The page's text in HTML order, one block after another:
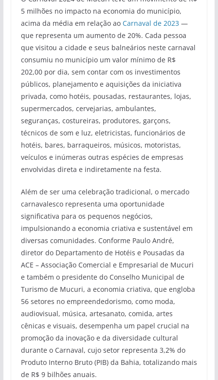
5 milhões no impacto na economia do município,
acima da média em relação ao Carnaval de 2023 —
que representa um aumento de 20%. Cada pessoa
que visitou a cidade e seus balneários neste carnaval
consumiu no município um valor mínimo de R$
202,00 por dia, sem contar com os investimentos
públicos, planejamento e aquisições da iniciativa
privada, como hotéis, pousadas, restaurantes, lojas,
supermercados, cervejarias, ambulantes,
seguranças, costureiras, produtores, garçons,
técnicos de som e luz, eletricistas, funcionários de
hotéis, bares, barraqueiros, músicos, motoristas,
veículos e inúmeras outras espécies de empresas
envolvidas direta e indiretamente na festa.
Além de ser uma celebração tradicional, o mercado
carnavalesco representa uma oportunidade
significativa para os pequenos negócios,
impulsionando a economia criativa e sustentável em
diversas comunidades. Conforme Paulo André,
diretor do Departamento de Hotéis e Pousadas da
ACE – Associação Comercial e Empresarial de Mucuri
e também o presidente do Conselho Municipal de
Turismo de Mucuri, a economia criativa, que engloba
56 setores no empreendedorismo, como moda,
audiovisual, música, artesanato, comida, artes
cênicas e visuais, desempenha um papel crucial na
promoção da inovação e da diversidade cultural
durante o Carnaval, cujo setor representa 3,2% do
Produto Interno Bruto (PIB) da Bahia, totalizando mais
de R$ 9 bilhões anuais.